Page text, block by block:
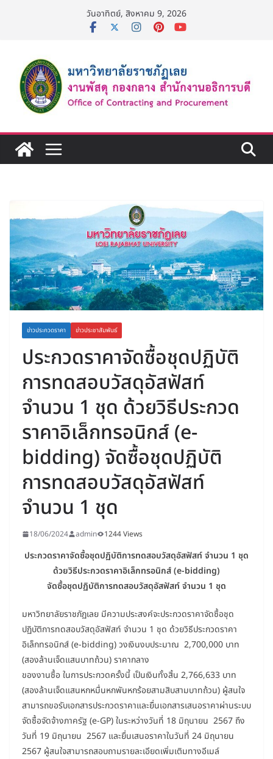
วันอาทิตย์, สิงหาคม 9, 2026
ข่าวประกวดราคา ข่าวประชาสัมพันธ์
ประกวดราคาจัดซื้อชุดปฏิบัติ
การทดสอบวัสดุอัสฟัสท์
จำนวน 1 ชุด ด้วยวิธีประกวด
ราคาอิเล็กทรอนิกส์ (e-
bidding) จัดซื้อชุดปฏิบัติ
การทดสอบวัสดุอัสฟัสท์
จำนวน 1 ชุด
18/06/2024 admin 1244 Views
ประกวดราคาจัดซื้อชุดปฏิบัติการทดสอบวัสดุอัสฟัสท์ จำนวน 1 ชุด
ด้วยวิธีประกวดราคาอิเล็กทรอนิกส์ (e-bidding)
จัดซื้อชุดปฏิบัติการทดสอบวัสดุอัสฟัสท์ จำนวน 1 ชุด
มหาวิทยาลัยราชภัฏเลย มีความประสงค์จะประกวดราคาจัดซื้อชุด
ปฏิบัติการทดสอบวัสดุอัสฟัสท์ จำนวน 1 ชุด ด้วยวิธีประกวดราคา
อิเล็กทรอนิกส์ (e-bidding) วงเงินงบประมาณ 2,700,000 บาท
(สองล้านเจ็ดแสนบาทถ้วน) ราคากลาง
ของงานซื้อ ในการประกวดครั้งนี้ เป็นเงินทั้งสิ้น 2,766,633 บาท
(สองล้านเจ็ดแสนหกหมื่นหกพันหกร้อยสามสิบสามบาทถ้วน) ผู้สนใจ
สามารถขอรับเอกสารประกวดราคาและยื่นเอกสารเสนอราคาผ่านระบบ
จัดซื้อจัดจ้างภาครัฐ (e-GP) ในระหว่างวันที่ 18 มิถุนายน 2567 ถึง
วันที่ 19 มิถุนายน 2567 และยื่นเสนอราคาในวันที่ 24 มิถุนายน
2567 ผู้สนใจสามารถสอบถามรายละเอียดเพิ่มเติมทางอีเมล์